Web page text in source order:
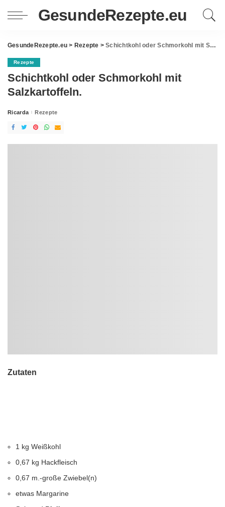
GesundeRezepte.eu
GesundeRezepte.eu > Rezepte >Schichtkohl oder Schmorkohl mit Salzkartoffeln.
Rezepte
Schichtkohl oder Schmorkohl mit
Salzkartoffeln.
Posted
Ricarda Rezepte
Zutaten
1 kg Weißkohl
0,67 kg Hackfleisch
0,67 m.-große Zwiebel(n)
etwas Margarine